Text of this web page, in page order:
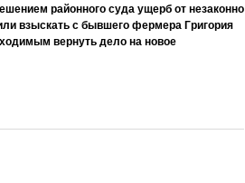
районного суда ущерб от незаконно
взыскать с бывшего фермера Григория
вернуть дело на новое